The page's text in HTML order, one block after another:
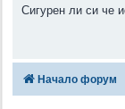
Сигурен ли си че
Начало форум